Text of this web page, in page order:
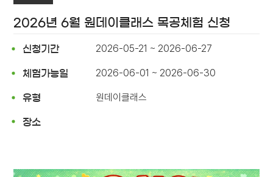
2026년 6월 원데이클래스 목공체험 신청
신청기간 2026-05-21 ~ 2026-06-27
체험가능일 2026-06-01 ~ 2026-06-30
유형 원데이클래스
장소